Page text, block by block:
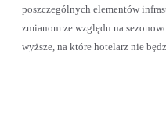
poszczególnych elementów
zmianom ze względu na
wyższe, na które hotelarz nie